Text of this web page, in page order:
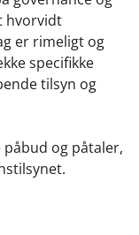
hvorvidt
er rimeligt og
specifikke
tilsyn og
og påtaler,